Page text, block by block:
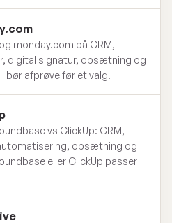
monday.com på CRM,
digital signatur, opsætning og
bør afprøve før et valg.
vs ClickUp: CRM,
opsætning og
eller ClickUp passer